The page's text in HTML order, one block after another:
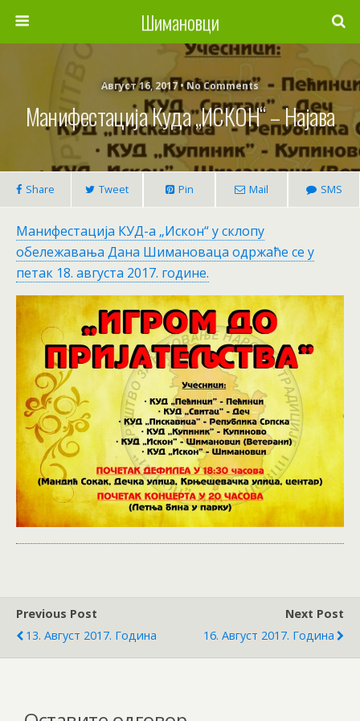
Шимановци
Август 16, 2017 • No Comments
Манифестација Куда „ИСКОН“ – Најава
Share Tweet Pin Mail SMS
Манифестација КУД-а „Искон“ у склопу
обележавања Дана Шимановаца одржаће се у
петак 18. августа 2017. године.
Previous Post
13. Август 2017. Година
Next Post
16. Август 2017. Година